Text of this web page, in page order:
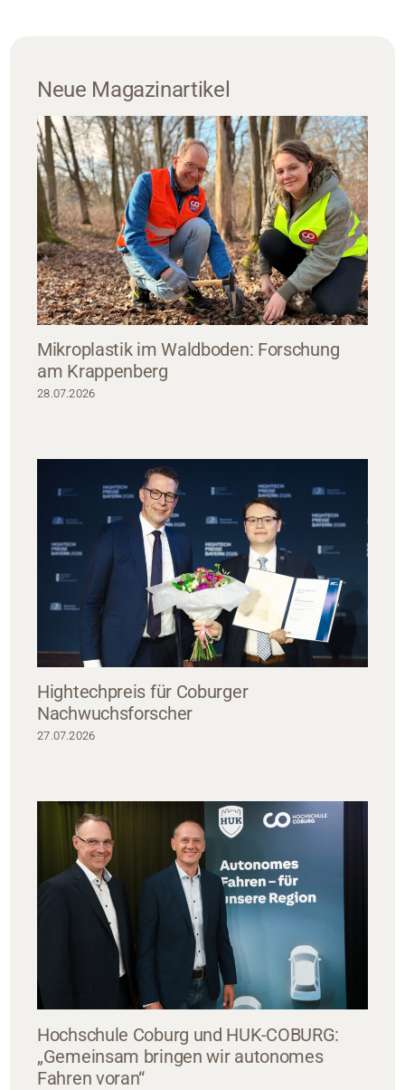
Neue Magazinartikel
Mikroplastik im Waldboden: Forschung
am Krappenberg
28.07.2026
Hightechpreis für Coburger
Nachwuchsforscher
27.07.2026
Hochschule Coburg und HUK-COBURG:
„Gemeinsam bringen wir autonomes
Fahren voran“